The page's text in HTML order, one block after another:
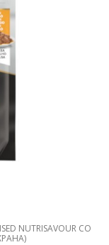
NUTRISAVOUR СО